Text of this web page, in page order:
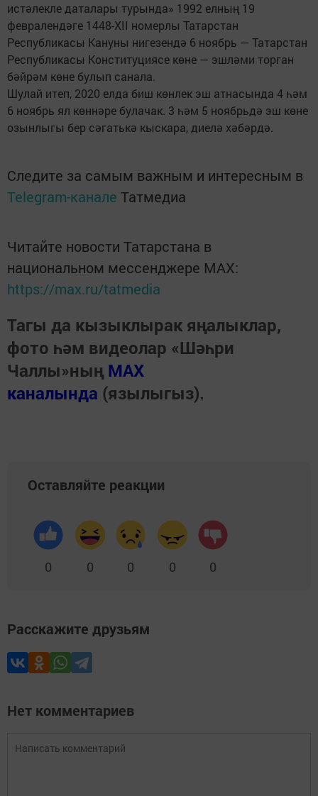
истәлекле даталары турында» 1992 елның 19
февралендәге 1448-XII номерлы Татарстан
Республикасы Кануны нигезендә 6 ноябрь — Татарстан
Республикасы Конституциясе көне — эшләми торган
бәйрәм көне булып санала.
Шулай итеп, 2020 елда биш көнлек эш атнасында 4 һәм
6 ноябрь ял көннәре булачак. 3 һәм 5 ноябрьдә эш көне
озынлыгы бер сәгатькә кыскара, диелә хәбәрдә.
Следите за самым важным и интересным в
Telegram-канале Татмедиа
Читайте новости Татарстана в
национальном мессенджере MАХ:
https://max.ru/tatmedia
Тагы да кызыклырак яңалыклар,
фото һәм видеолар «Шәһри
Чаллы»ның MAX
каналында (язылыгыз).
Оставляйте реакции
0 0 0 0 0
Расскажите друзьям
Нет комментариев